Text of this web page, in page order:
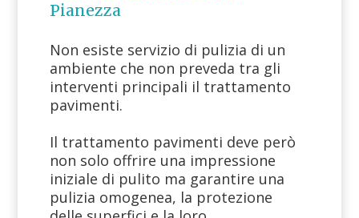
Pianezza
Non esiste servizio di pulizia di un
ambiente che non preveda tra gli
interventi principali il trattamento
pavimenti.
Il trattamento pavimenti deve però
non solo offrire una impressione
iniziale di pulito ma garantire una
pulizia omogenea, la protezione